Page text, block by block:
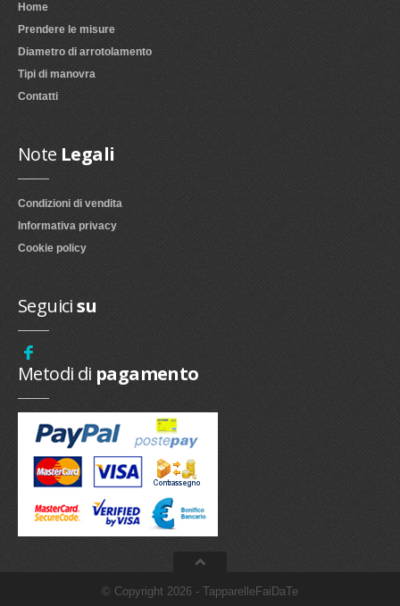
Home
Prendere le misure
Diametro di arrotolamento
Tipi di manovra
Contatti
Note Legali
Condizioni di vendita
Informativa privacy
Cookie policy
Seguicisu
Metodi di pagamento
© Copyright 2026 - TapparelleFaiDaTe